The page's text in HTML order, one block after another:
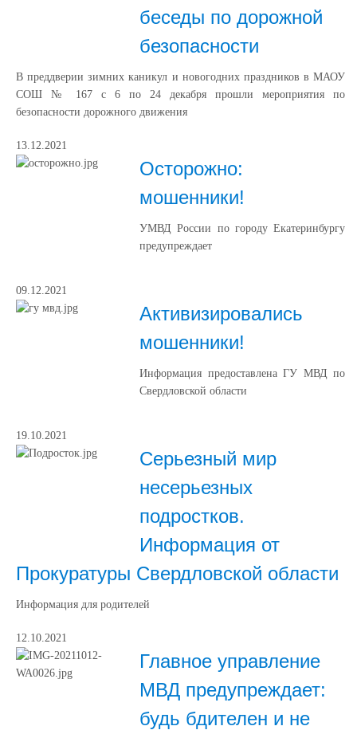
беседы по дорожной
безопасности
В преддверии зимних каникул и новогодних праздников в МАОУ
СОШ № 167 с 6 по 24 декабря прошли мероприятия по
безопасности дорожного движения
13.12.2021
Осторожно:
мошенники!
УМВД России по городу Екатеринбургу
предупреждает
09.12.2021
Активизировались
мошенники!
Информация предоставлена ГУ МВД по
Свердловской области
19.10.2021
Серьезный мир
несерьезных
подростков.
Информация от
Прокуратуры Свердловской области
Информация для родителей
12.10.2021
Главное управление
МВД предупреждает:
будь бдителен и не